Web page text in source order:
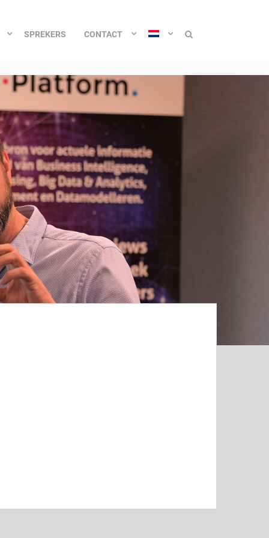
SPREKERS CONTACT